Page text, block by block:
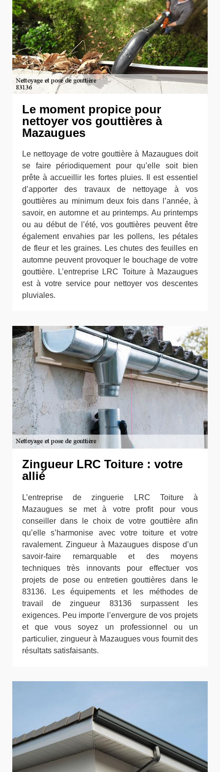
Le moment propice pour
nettoyer vos gouttières à
Mazaugues
Le nettoyage de votre gouttière à Mazaugues doit
se faire périodiquement pour qu’elle soit bien
prête à accueillir les fortes pluies. Il est essentiel
d’apporter des travaux de nettoyage à vos
gouttières au minimum deux fois dans l’année, à
savoir, en automne et au printemps. Au printemps
ou au début de l’été, vos gouttières peuvent être
également envahies par les pollens, les pétales
de fleur et les graines. Les chutes des feuilles en
automne peuvent provoquer le bouchage de votre
gouttière. L’entreprise LRC Toiture à Mazaugues
est à votre service pour nettoyer vos descentes
pluviales.
Zingueur LRC Toiture : votre
allié
L’entreprise de zinguerie LRC Toiture à
Mazaugues se met à votre profit pour vous
conseiller dans le choix de votre gouttière afin
qu’elle s’harmonise avec votre toiture et votre
ravalement. Zingueur à Mazaugues dispose d’un
savoir-faire remarquable et des moyens
techniques très innovants pour effectuer vos
projets de pose ou entretien gouttières dans le
83136. Les équipements et les méthodes de
travail de zingueur 83136 surpassent les
exigences. Peu importe l’envergure de vos projets
et que vous soyez un professionnel ou un
particulier, zingueur à Mazaugues vous fournit des
résultats satisfaisants.